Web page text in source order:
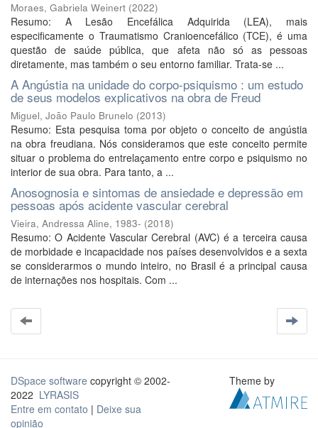
Moraes, Gabriela Weinert (2022)
Resumo: A Lesão Encefálica Adquirida (LEA), mais
especificamente o Traumatismo Cranioencefálico (TCE), é uma
questão de saúde pública, que afeta não só as pessoas
diretamente, mas também o seu entorno familiar. Trata-se ...
A Angústia na unidade do corpo-psiquismo : um estudo
de seus modelos explicativos na obra de Freud
Miguel, João Paulo Brunelo (2013)
Resumo: Esta pesquisa toma por objeto o conceito de angústia
na obra freudiana. Nós consideramos que este conceito permite
situar o problema do entrelaçamento entre corpo e psiquismo no
interior de sua obra. Para tanto, a ...
Anosognosia e sintomas de ansiedade e depressão em
pessoas após acidente vascular cerebral
Vieira, Andressa Aline, 1983- (2018)
Resumo: O Acidente Vascular Cerebral (AVC) é a terceira causa
de morbidade e incapacidade nos países desenvolvidos e a sexta
se considerarmos o mundo inteiro, no Brasil é a principal causa
de internações nos hospitais. Com ...
DSpace software copyright © 2002-
2022 LYRASIS
Entre em contato | Deixe sua
opinião
Theme by